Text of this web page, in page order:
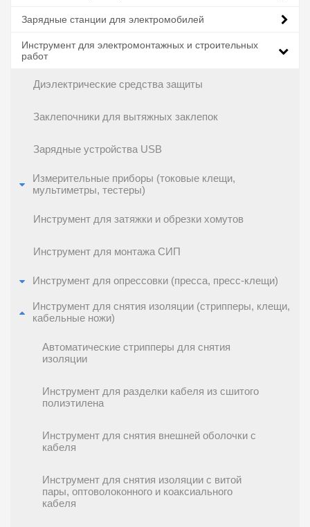
Зарядные станции для электромобилей
Инструмент для электромонтажных и строительных
работ
Диэлектрические средства защиты
Заклепочники для вытяжных заклепок
Зарядные устройства USB
Измерительные приборы (токовые клещи,
мультиметры, тестеры)
Инструмент для затяжки и обрезки хомутов
Инструмент для монтажа СИП
Инструмент для опрессовки (пресса, пресс-клещи)
Инструмент для снятия изоляции (стрипперы, клещи,
кабельные ножи)
Автоматические стрипперы для снятия
изоляции
Инструмент для разделки кабеля из сшитого
полиэтилена
Инструмент для снятия внешней оболочки с
кабеля
Инструмент для снятия изоляции с витой
пары, оптоволоконного и коаксиального
кабеля